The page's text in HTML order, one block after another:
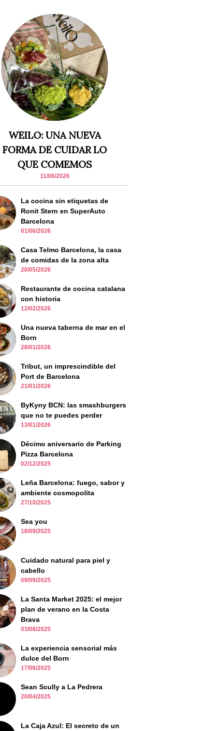
WEILO: UNA NUEVA
FORMA DE CUIDAR LO
QUE COMEMOS
11/06/2026
La cocina sin etiquetas de
Ronit Stern en SuperAuto
Barcelona
01/06/2026
Casa Telmo Barcelona, la casa
de comidas de la zona alta
20/05/2026
Restaurante de cocina catalana
con historia
12/02/2026
Una nueva taberna de mar en el
Born
28/01/2026
Tribut, un imprescindible del
Port de Barcelona
21/01/2026
ByKyny BCN: las smashburgers
que no te puedes perder
13/01/2026
Décimo aniversario de Parking
Pizza Barcelona
02/12/2025
Leña Barcelona: fuego, sabor y
ambiente cosmopolita
27/10/2025
Sea you
18/09/2025
Cuidado natural para piel y
cabello
09/09/2025
La Santa Market 2025: el mejor
plan de verano en la Costa
Brava
03/08/2025
La experiencia sensorial más
dulce del Born
17/06/2025
Sean Scully a La Pedrera
20/04/2025
La Caja Azul: El secreto de un